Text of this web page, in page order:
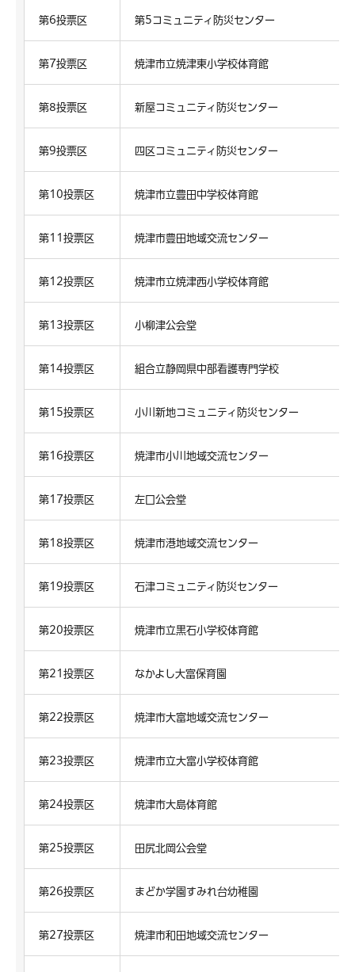
第6投票区 第5コミュニティ防災センター
第7投票区 焼津市立焼津東小学校体育館
第8投票区 新屋コミュニティ防災センター
第9投票区 四区コミュニティ防災センター
第10投票区 焼津市立豊田中学校体育館
第11投票区 焼津市豊田地域交流センター
第12投票区 焼津市立焼津西小学校体育館
第13投票区 小柳津公会堂
第14投票区 組合立静岡県中部看護専門学校
第15投票区 小川新地コミュニティ防災センター
第16投票区 焼津市小川地域交流センター
第17投票区 左口公会堂
第18投票区 焼津市港地域交流センター
第19投票区 石津コミュニティ防災センター
第20投票区 焼津市立黒石小学校体育館
第21投票区 なかよし大富保育園
第22投票区 焼津市大富地域交流センター
第23投票区 焼津市立大富小学校体育館
第24投票区 焼津市大島体育館
第25投票区 田尻北岡公会堂
第26投票区 まどか学園すみれ台幼稚園
第27投票区 焼津市和田地域交流センター